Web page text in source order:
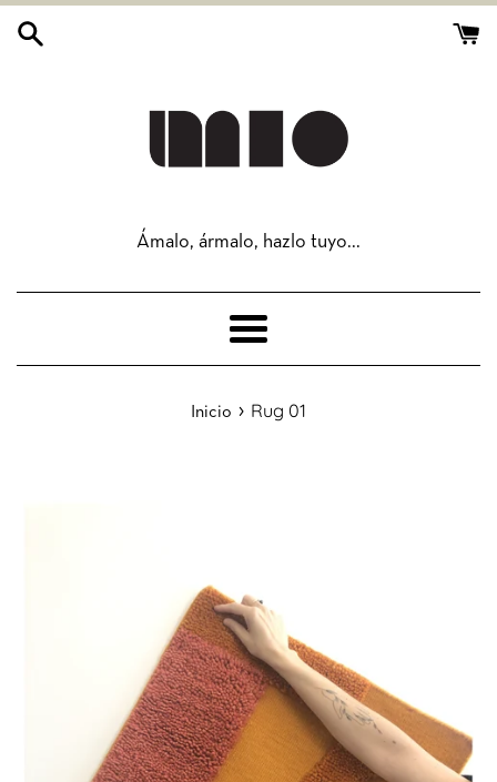
directamente
Ámalo, ármalo, hazlo tuyo...
Más
Inicio › Rug 01